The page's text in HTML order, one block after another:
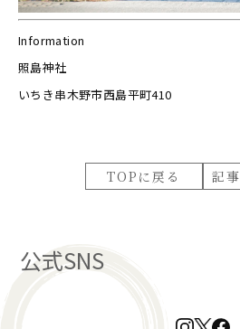
Information
照島神社
いちき串木野市西島平町410
TOPに戻る 記
公式SNS